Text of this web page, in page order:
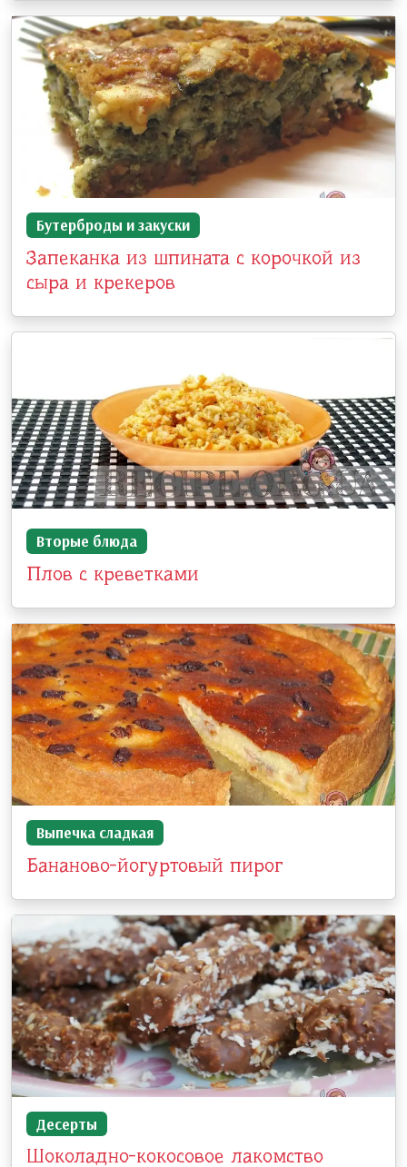
Бутерброды и закуски
Запеканка из шпината с корочкой из
сыра и крекеров
Вторые блюда
Плов с креветками
Выпечка сладкая
Бананово-йогуртовый пирог
Десерты
Шоколадно-кокосовое лакомство